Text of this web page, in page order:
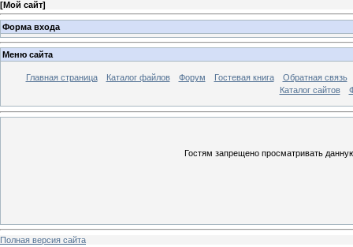
[Мой сайт]
Форма входа
Меню сайта
Главная страница Каталог файлов Форум Гостевая книга
Обратная связь
Каталог сайтов
Гостям запрещено просматривать
Полная версия сайта